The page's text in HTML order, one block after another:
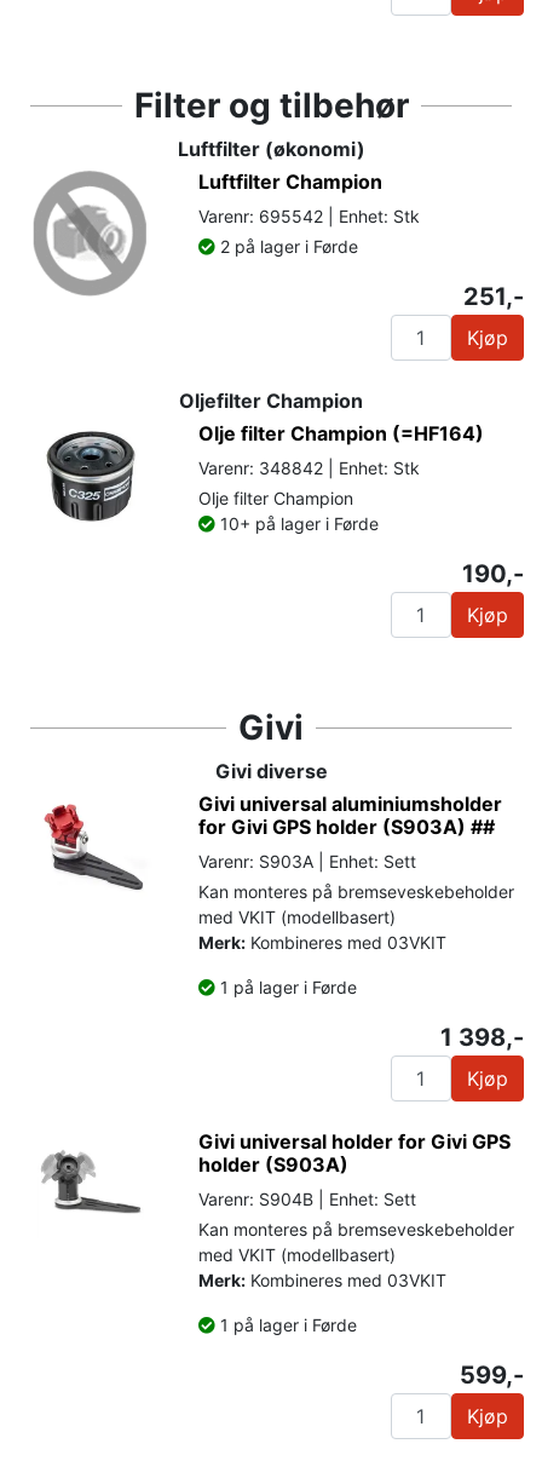
Filter og tilbehør
Luftfilter (økonomi)
Luftfilter Champion
Varenr: 695542 | Enhet: Stk
2 på lager i Førde
251,-
Kjøp
Oljefilter Champion
Olje filter Champion (=HF164)
Varenr: 348842 | Enhet: Stk
Olje filter Champion
10+ på lager i Førde
190,-
Kjøp
Givi
Givi diverse
Givi universal aluminiumsholder
for Givi GPS holder (S903A) ##
Varenr: S903A | Enhet: Sett
Kan monteres på bremseveskebeholder
med VKIT (modellbasert)
Merk: Kombineres med 03VKIT
1 på lager i Førde
1 398,-
Kjøp
Givi universal holder for Givi GPS
holder (S903A)
Varenr: S904B | Enhet: Sett
Kan monteres på bremseveskebeholder
med VKIT (modellbasert)
Merk: Kombineres med 03VKIT
1 på lager i Førde
599,-
Kjøp